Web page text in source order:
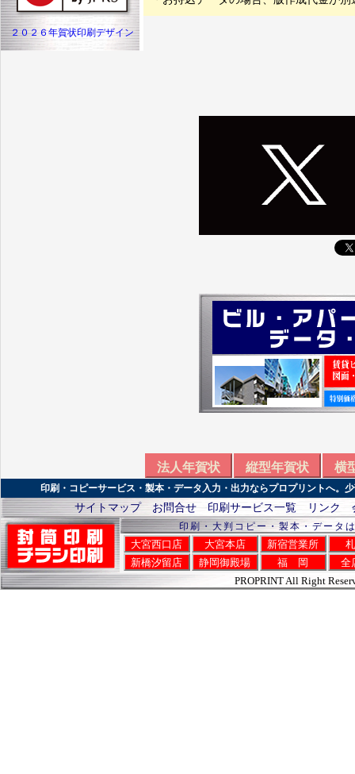
２０２６年賀状印刷デザイン
法人年賀状 縦型年賀状 横
印刷・コピーサービス・製本・データ入力・出力ならプロプリントへ。
サイトマップ お問合せ 印刷サービス一覧 リンク
印刷・大判コピー・製本・データ
大宮西口店 大宮本店 新宿営業所
新橋汐留店
静岡御殿場 福 岡 全
PROPRINT All Right